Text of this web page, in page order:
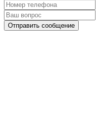
Отправить сообщение